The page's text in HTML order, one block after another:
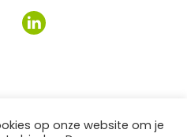
op onze website om je